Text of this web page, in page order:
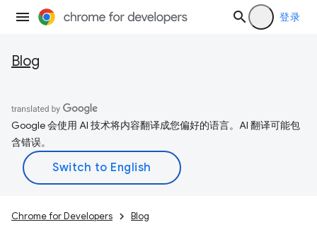
登录
Blog
Google 会使用 AI 技术将内容翻译成您偏好的语言。AI 翻译可能包
含错误。
Chrome for Developers Blog